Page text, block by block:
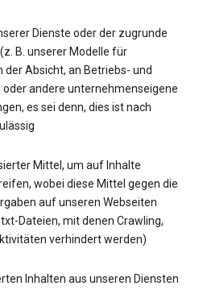
Dienste oder der zugrunde
B. unserer Modelle für
der Absicht, an Betriebs- und
andere unternehmenseigene
es sei denn, dies ist nach
Mittel, um auf Inhalte
wobei diese Mittel gegen die
auf unseren Webseiten
Dateien, mit denen Crawling,
verhindert werden)
Inhalten aus unseren Diensten